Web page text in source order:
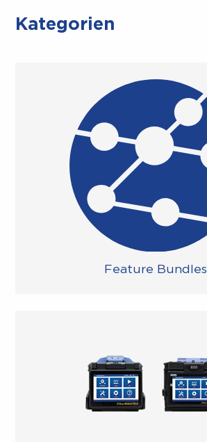
Kategorien
Feature Bundles